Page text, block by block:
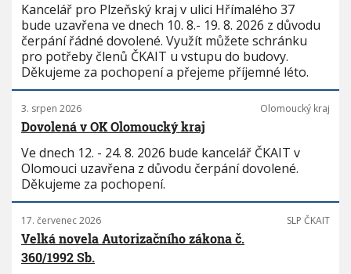
Kancelář pro Plzeňský kraj v ulici Hřímalého 37
bude uzavřena ve dnech 10. 8.- 19. 8. 2026 z důvodu
čerpání řádné dovolené. Využít můžete schránku
pro potřeby členů ČKAIT u vstupu do budovy.
Děkujeme za pochopení a přejeme příjemné léto.
3. srpen 2026 Olomoucký kraj
Dovolená v OK Olomoucký kraj
Ve dnech 12. - 24. 8. 2026 bude kancelář ČKAIT v
Olomouci uzavřena z důvodu čerpání dovolené.
Děkujeme za pochopení.
17. červenec 2026 SLP ČKAIT
Velká novela Autorizačního zákona č.
360/1992 Sb.